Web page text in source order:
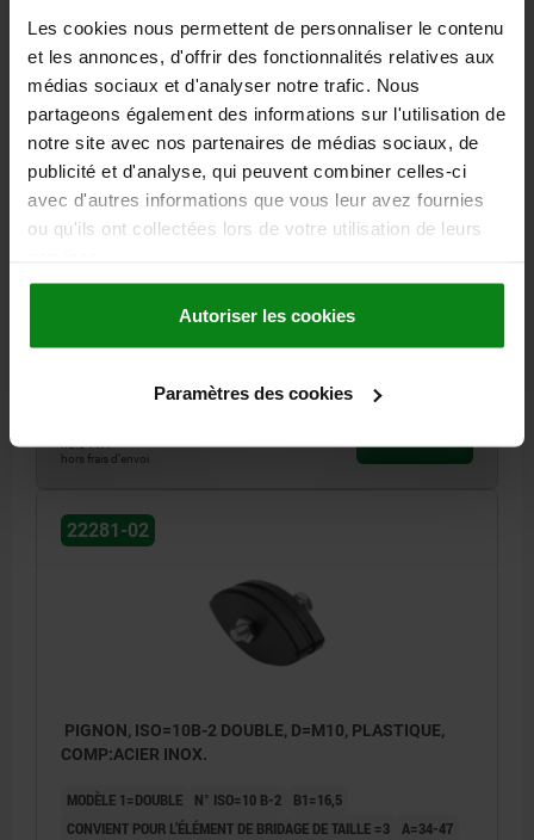
Les cookies nous permettent de personnaliser le contenu
et les annonces, d'offrir des fonctionnalités relatives aux
médias sociaux et d'analyser notre trafic. Nous
partageons également des informations sur l'utilisation de
notre site avec nos partenaires de médias sociaux, de
publicité et d'analyse, qui peuvent combiner celles-ci
avec d'autres informations que vous leur avez fournies
ou qu'ils ont collectées lors de votre utilisation de leurs
Autoriser les cookies
Paramètres des cookies
PIGNON, ISO=08B-2 DOUBLE, D=M10, PLASTIQUE,
COMP:ACIER INOX.
hors TVA
hors frais d’envoi
22281-02
PIGNON, ISO=10B-2 DOUBLE, D=M10, PLASTIQUE,
COMP:ACIER INOX.
MODÈLE 1=DOUBLE N° ISO=10 B-2
B1=16,5
CONVIENT POUR L’ÉLÉMENT DE BRIDAGE DE TAILLE =3 A=34-47